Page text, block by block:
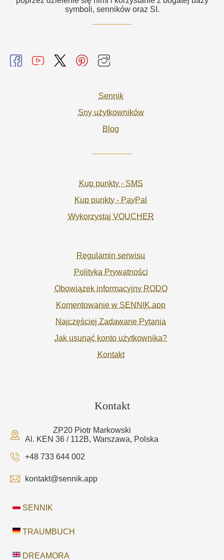
symboli, senników oraz SI.
Sennik
Sny użytkowników
Blog
Kup punkty - SMS
Kup punkty - PayPal
Wykorzystaj VOUCHER
Regulamin serwisu
Polityka Prywatności
Obowiązek informacyjny RODO
Komentowanie w SENNIK.app
Najczęściej Zadawane Pytania
Jak usunąć konto użytkownika?
Kontakt
Kontakt
ZP20 Piotr Markowski
Al. KEN 36 / 112B, Warszawa, Polska
+48 733 644 002
kontakt@sennik.app
SENNIK
TRAUMBUCH
DREAMORA